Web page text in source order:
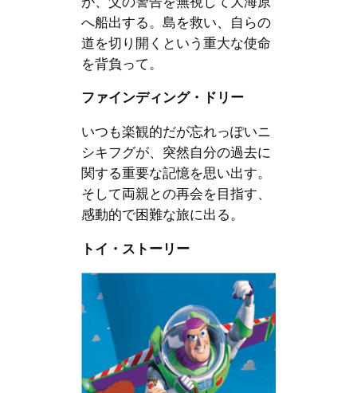
へ船出する。島を救い、自らの
道を切り開くという重大な使命
を背負って。
ファインディング・ドリー
いつも楽観的だが忘れっぽいニ
シキフグが、突然自分の過去に
関する重要な記憶を思い出す。
そして両親との再会を目指す、
感動的で困難な旅に出る。
トイ・ストーリー